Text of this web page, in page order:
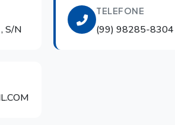
S/N
TELEFONE
(99) 98285-8304